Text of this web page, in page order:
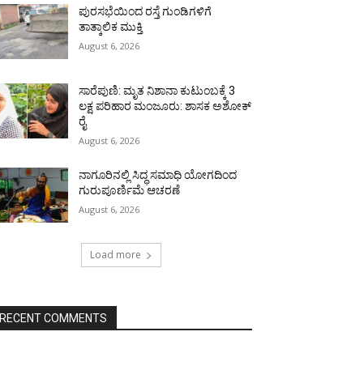
ಪುರಸಭೆಯಿಂದ ರಸ್ತೆ ಗುಂಡಿಗಳಿಗೆ
ತಾತ್ಕಾಲಿಕ ಮುಕ್ತಿ
August 6, 2026
ಸಾರೆಪುಣಿ: ಮೃತ ನಿಶಾನಾ ಕುಟುಂಬಕ್ಕೆ 3
ಲಕ್ಷ ಪರಿಹಾರ ಮಂಜೂರು: ಶಾಸಕ ಅಶೋಕ್
ರೈ
August 6, 2026
ನಾಗೂರಿನಲ್ಲಿ ಸಿದ್ಧ ಸಮಾಧಿ ಯೋಗದಿಂದ
ಗುರುಪೂರ್ಣಿಮೆ ಆಚರಣೆ
August 6, 2026
Load more
RECENT COMMENTS